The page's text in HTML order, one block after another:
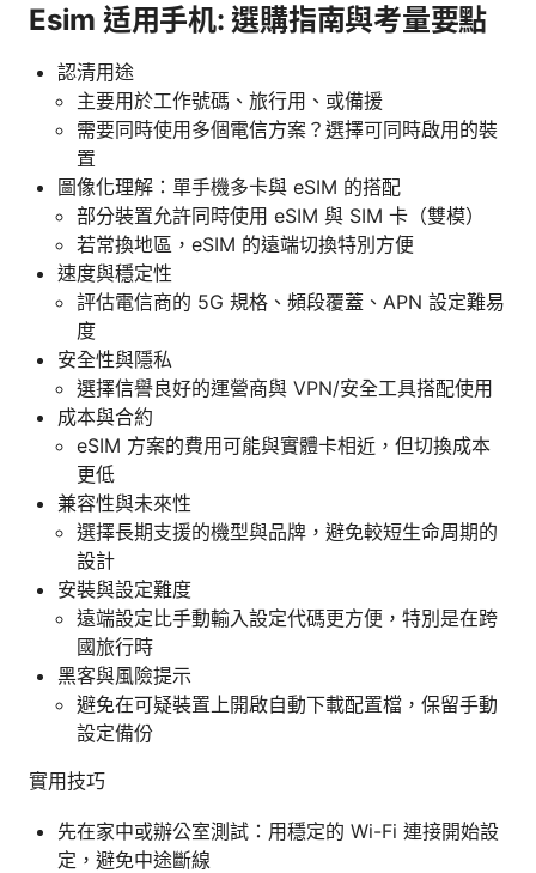
Esim 适用手机: 選購指南與考量要點
認清用途
主要用於工作號碼、旅行用、或備援
需要同時使用多個電信方案？選擇可同時啟用的裝
置
圖像化理解：單手機多卡與 eSIM 的搭配
部分裝置允許同時使用 eSIM 與 SIM 卡（雙模）
若常換地區，eSIM 的遠端切換特別方便
速度與穩定性
評估電信商的 5G 規格、頻段覆蓋、APN 設定難易
度
安全性與隱私
選擇信譽良好的運營商與 VPN/安全工具搭配使用
成本與合約
eSIM 方案的費用可能與實體卡相近，但切換成本
更低
兼容性與未來性
選擇長期支援的機型與品牌，避免較短生命周期的
設計
安裝與設定難度
遠端設定比手動輸入設定代碼更方便，特別是在跨
國旅行時
黑客與風險提示
避免在可疑裝置上開啟自動下載配置檔，保留手動
設定備份
實用技巧
先在家中或辦公室測試：用穩定的 Wi-Fi 連接開始設
定，避免中途斷線